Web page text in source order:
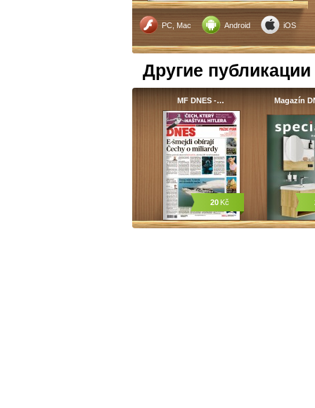
PC, Mac Android iOS
Другие публикации
MF DNES -…
20Kč
Magazín